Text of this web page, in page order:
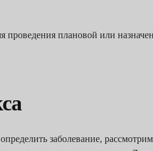
проведения плановой или
заболевание,